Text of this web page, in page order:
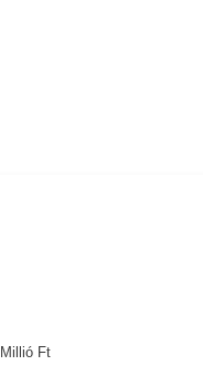
Millió Ft